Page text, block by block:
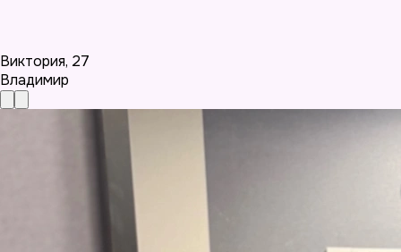
Виктория, 27
Владимир